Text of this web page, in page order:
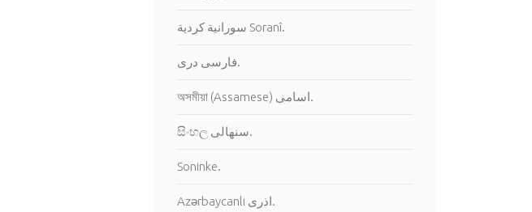
سورانية كردية Soranî.
فارسى درى.
অসমীয়া (Assamese) اسامى.
සිංහල سنهالى.
Soninke.
Azərbaycanlı اذرى.